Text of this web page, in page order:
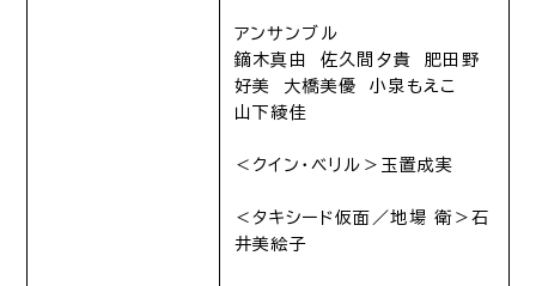
アンサンブル
鏑木真由 佐久間夕貴 肥田野
好美 大橋美優 小泉もえこ
山下綾佳
＜クイン・ベリル＞玉置成実
＜タキシード仮面／地場 衛＞石
井美絵子